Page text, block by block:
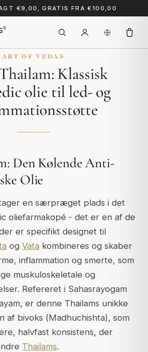
€9,00, GRATIS FRA €100,00
ART OF VEDAS
Klassisk
olie til led- og
Den Kølende Anti-
Olie
en særpræget plads i det
oliefarmakopé - det er en af de
er specifikt designet til
og Vata kombineres og skaber
inflammation og smerte, som
muskuloskeletale og
Refereret i Sahasrayogam
, er denne Thailams unikke
af bivoks (Madhuchishta), som
halvfast konsistens, der
Thailams.